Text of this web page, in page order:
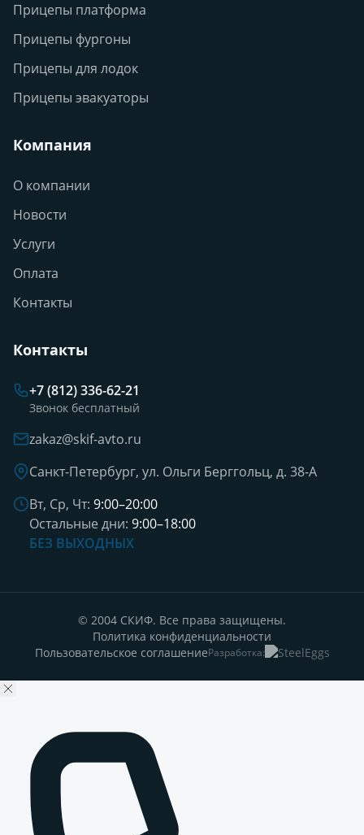
Прицепы платформа
Прицепы фургоны
Прицепы для лодок
Прицепы эвакуаторы
Компания
О компании
Новости
Услуги
Оплата
Контакты
Контакты
+7 (812) 336-62-21
Звонок бесплатный
zakaz@skif-avto.ru
Санкт-Петербург, ул. Ольги Берггольц, д. 38-А
Вт, Ср, Чт: 9:00–20:00
Остальные дни: 9:00–18:00
БЕЗ ВЫХОДНЫХ
© 2004 СКИФ. Все права защищены.
Политика конфиденциальности
Пользовательское соглашениеРазработка: